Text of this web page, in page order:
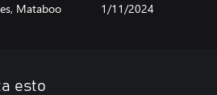
Mataboo 1/11/2024
esto